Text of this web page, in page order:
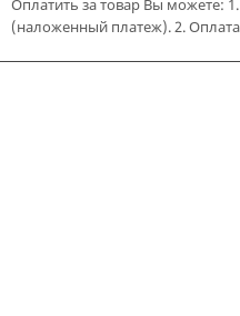
Оплатить за товар Вы можете:
(наложенный платеж). 2.